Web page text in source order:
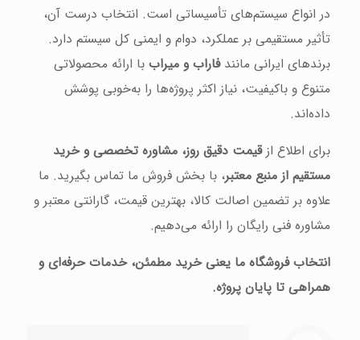
در انواع سیستم‌های تأسیساتی است. انتخاب درست آن،
تأثیر مستقیمی بر عملکرد، دوام و ایمنی کل سیستم دارد.
برندهای ایرانی مانندفاراب و میراببا ارائه محصولاتی
متنوع و باکیفیت، نیاز اکثر پروژه‌ها را به‌خوبی پوشش
داده‌اند.
برای اطلاع ازقیمت دقیق روز، مشاوره تخصصی و خرید
مستقیم از منبع معتبر، با بخش فروش ما تماس بگیرید. ما
علاوه بر تضمین اصالت کالا، بهترین قیمت، گارانتی معتبر و
مشاوره فنی رایگان را ارائه می‌دهیم.
انتخاب فروشگاه ما یعنی خرید مطمئن، خدمات حرفه‌ای و
همراهی تا پایان پروژه.